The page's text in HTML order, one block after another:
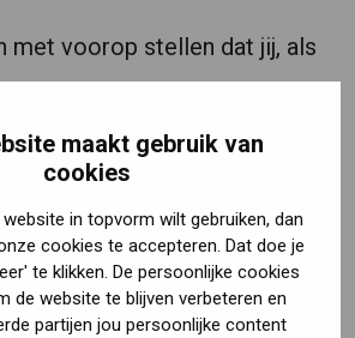
maakt gebruik van
cookies
in topvorm wilt gebruiken, dan
cookies te accepteren. Dat doe je
te klikken. De persoonlijke cookies
de website te blijven verbeteren en
partijen jou persoonlijke content
met voorop stellen dat jij, als
moet laten maken.
en constructieberekening
verplicht om aan de
bouw te voldoen.